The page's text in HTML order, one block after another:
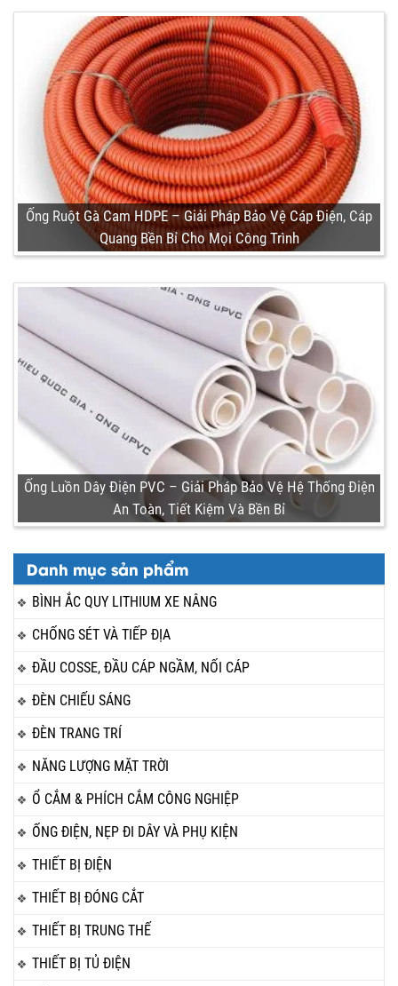
Danh mục sản phẩm
BÌNH ẮC QUY LITHIUM XE NÂNG
CHỐNG SÉT VÀ TIẾP ĐỊA
ĐẦU COSSE, ĐẦU CÁP NGẦM, NỐI CÁP
ĐÈN CHIẾU SÁNG
ĐÈN TRANG TRÍ
NĂNG LƯỢNG MẶT TRỜI
Ổ CẮM & PHÍCH CẮM CÔNG NGHIỆP
ỐNG ĐIỆN, NẸP ĐI DÂY VÀ PHỤ KIỆN
THIẾT BỊ ĐIỆN
THIẾT BỊ ĐÓNG CẮT
THIẾT BỊ TRUNG THẾ
THIẾT BỊ TỦ ĐIỆN
Ống Ruột Gà Cam HDPE – Giải Pháp Bảo Vệ Cáp Điện, Cáp
Quang Bền Bỉ Cho Mọi Công Trình
Ống Luồn Dây Điện PVC – Giải Pháp Bảo Vệ Hệ Thống Điện
An Toàn, Tiết Kiệm Và Bền Bỉ